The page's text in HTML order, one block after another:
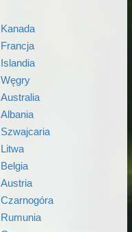
Kanada
Francja
Islandia
Węgry
Australia
Albania
Szwajcaria
Litwa
Belgia
Austria
Czarnogóra
Rumunia